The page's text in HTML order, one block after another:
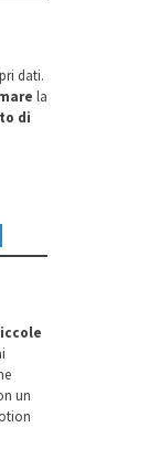
dati.
la
di
un